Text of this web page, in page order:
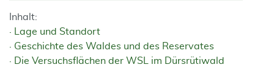
Inhalt:
Lage und Standort
Geschichte des Waldes und des Reservates
Die Versuchsflächen der WSL im Dürsrütiwald